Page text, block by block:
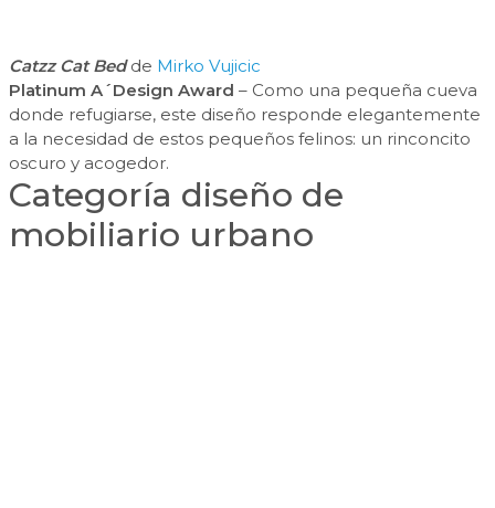
Catzz Cat Bedde Mirko Vujicic
Platinum A´Design Award – Como una pequeña cueva
donde refugiarse, este diseño responde elegantemente
a la necesidad de estos pequeños felinos: un rinconcito
oscuro y acogedor.
Categoría diseño de
mobiliario urbano